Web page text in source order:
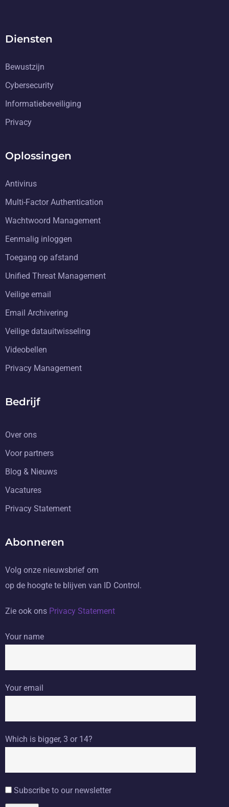
Diensten
Bewustzijn
Cybersecurity
Informatiebeveiliging
Privacy
Oplossingen
Antivirus
Multi-Factor Authentication
Wachtwoord Management
Eenmalig inloggen
Toegang op afstand
Unified Threat Management
Veilige email
Email Archivering
Veilige datauitwisseling
Videobellen
Privacy Management
Bedrijf
Over ons
Voor partners
Blog & Nieuws
Vacatures
Privacy Statement
Abonneren
Volg onze nieuwsbrief om
op de hoogte te blijven van ID Control.
Zie ook ons Privacy Statement
Your name
Your email
Which is bigger, 3 or 14?
Subscribe to our newsletter